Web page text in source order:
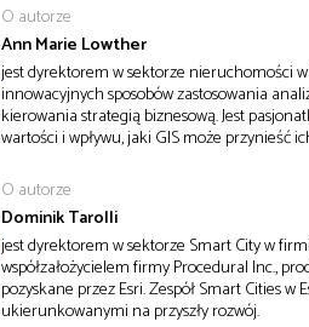
O autorze
Ann Marie Lowther
jest dyrektorem w sektorze nieruchomości
innowacyjnych sposobów zastosowania
kierowania strategią biznesową. Jest
wartości i wpływu, jaki GIS może przynieść
O autorze
Dominik Tarolli
jest dyrektorem w sektorze Smart City w
współzałożycielem firmy Procedural Inc.,
pozyskane przez Esri. Zespół Smart Cities
ukierunkowanymi na przyszły rozwój.